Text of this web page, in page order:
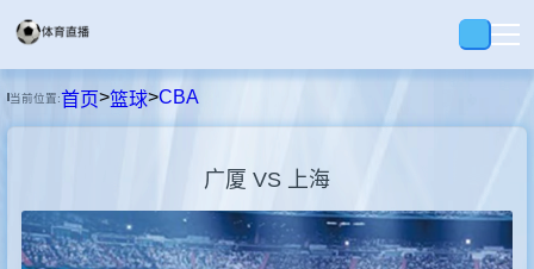
足球
篮球
当前位置:首页>篮球>CBA
广厦 VS 上海